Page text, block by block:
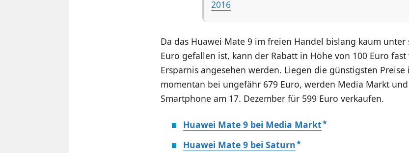
2016
Da das Huawei Mate 9 im freien Handel bislang kaum unter
Euro gefallen ist, kann der Rabatt in Höhe von 100 Euro
Ersparnis angesehen werden. Liegen die günstigsten
momentan bei ungefähr 679 Euro, werden Media Markt
Smartphone am 17. Dezember für 599 Euro verkaufen.
Huawei Mate 9 bei Media Markt
Huawei Mate 9 bei Saturn